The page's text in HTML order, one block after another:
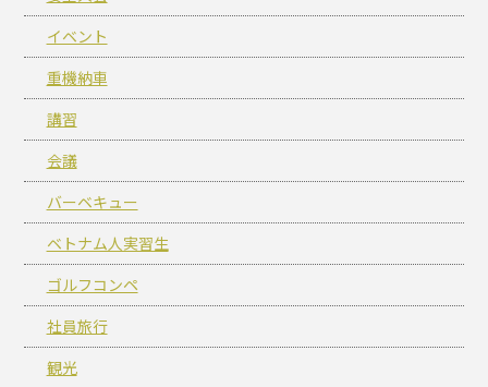
イベント
重機納車
講習
会議
バーベキュー
ベトナム人実習生
ゴルフコンペ
社員旅行
観光